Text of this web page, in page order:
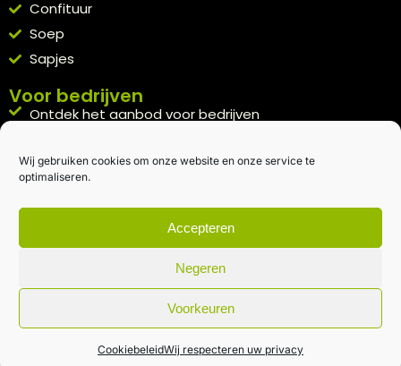
Wij gebruiken cookies om onze website en onze service te
optimaliseren.
Accepteren
Negeren
Voorkeuren
CookiebeleidWij respecteren uw privacy
Confituur
Soep
Sapjes
Voor bedrijven
Ontdek het aanbod voor bedrijven
Kennismakingspakket aanvragen
Blijft op de hoogte
Rechtstreeks van het veld naar je inbox.
Inschrijven nieuwsbrief
Algemene voorwaarden|Privacybeleid| gemaakt met door
creativitijd